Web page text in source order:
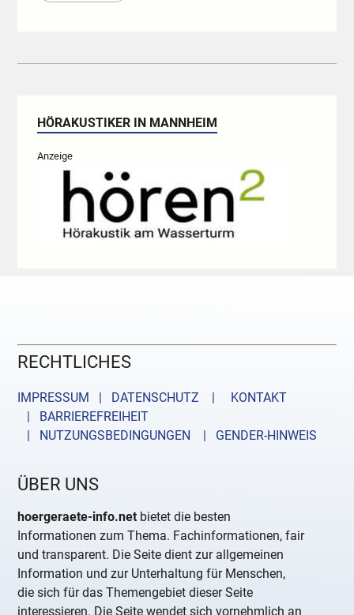
HÖRAKUSTIKER IN MANNHEIM
Anzeige
RECHTLICHES
IMPRESSUM | DATENSCHUTZ |
KONTAKT
| BARRIEREFREIHEIT
| NUTZUNGSBEDINGUNGEN
| GENDER-HINWEIS
ÜBER UNS
hoergeraete-info.net bietet die besten
Informationen zum Thema. Fachinformationen, fair
und transparent. Die Seite dient zur allgemeinen
Information und zur Unterhaltung für Menschen,
die sich für das Themengebiet dieser Seite
interessieren. Die Seite wendet sich vornehmlich an